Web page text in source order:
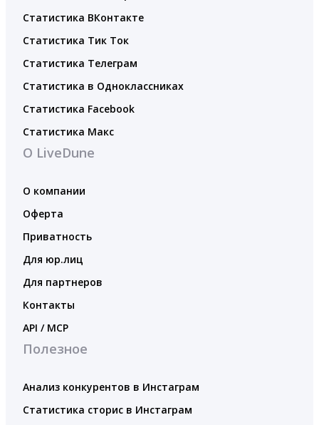
Статистика ВКонтакте
Статистика Тик Ток
Статистика Телеграм
Статистика в Одноклассниках
Статистика Facebook
Статистика Макс
О LiveDune
О компании
Оферта
Приватность
Для юр.лиц
Для партнеров
Контакты
API / MCP
Полезное
Анализ конкурентов в Инстаграм
Статистика сторис в Инстаграм